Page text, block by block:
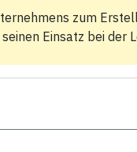
zum
Einsatz bei der